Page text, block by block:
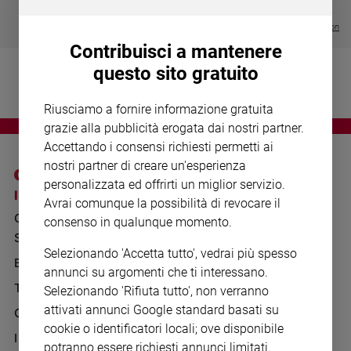
Devozione
fede
giorno
Santo
del
Società
e
valori
Visualizza tutte le collection
I SITI SAN PAOLO
GRUPPO EDITORIALE
SAN PAOLO
BENESSERE
TELENOVA
GAZZETTA D'ALBA
IL GIORNALINO
NOTE LEGALI
PRIVACY POLICY
WHISTLEBLOWING
SOCIAL
Contribuisci a mantenere
questo sito gratuito
Riusciamo a fornire informazione gratuita
grazie alla pubblicità erogata dai nostri partner.
Accettando i consensi richiesti permetti ai
nostri partner di creare un'esperienza
personalizzata ed offrirti un miglior servizio.
Avrai comunque la possibilità di revocare il
consenso in qualunque momento.
Selezionando 'Accetta tutto', vedrai più spesso
annunci su argomenti che ti interessano.
Selezionando 'Rifiuta tutto', non verranno
attivati annunci Google standard basati su
cookie o identificatori locali; ove disponibile
potranno essere richiesti annunci limitati.